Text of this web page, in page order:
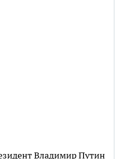
Владимир Путин